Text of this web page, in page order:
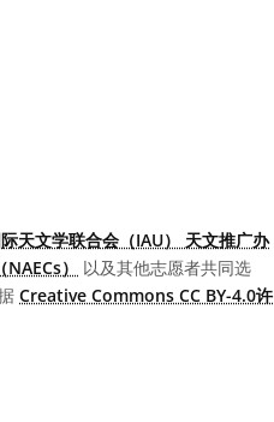
天文学联合会（IAU） 天文推广办
）
以及其他志愿者共同选
Creative Commons CC BY-4.0许